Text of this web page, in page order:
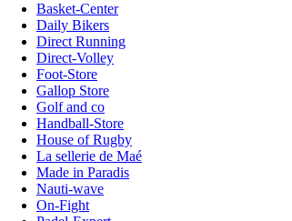
Basket-Center
Daily Bikers
Direct Running
Direct-Volley
Foot-Store
Gallop Store
Golf and co
Handball-Store
House of Rugby
La sellerie de Maé
Made in Paradis
Nauti-wave
On-Fight